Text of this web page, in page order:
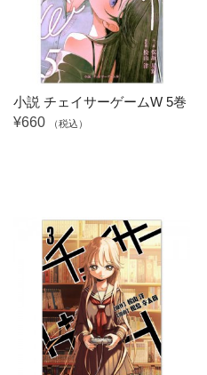
小説 チェイサーゲームW 5巻
¥660
（税込）